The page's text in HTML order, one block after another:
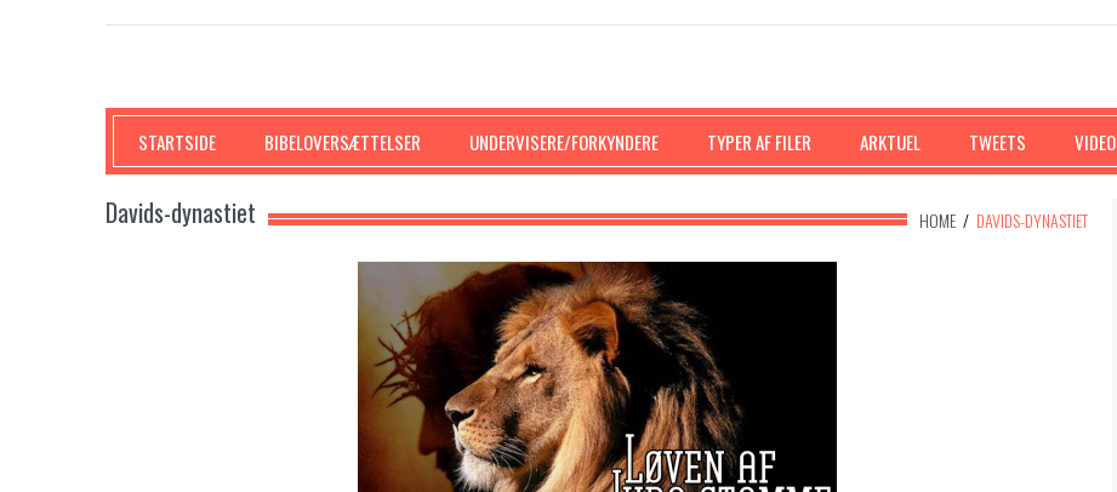
SKRIFTEN
STARTSIDE BIBELOVERSÆTTELSER UNDERVISERE/FORKYNDERE TYPER AF FILER ARKTUEL TWEETS VIDEO
HOME / DAVIDS-DYNASTIET
Davids-dynastiet